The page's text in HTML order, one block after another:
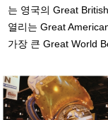
는 영국의 Great
열리는 Great
가장 큰 Great World